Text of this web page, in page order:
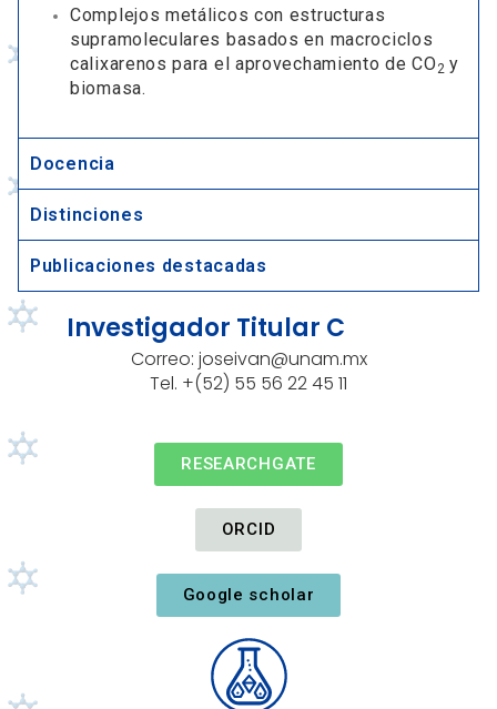
Complejos metálicos con estructuras
supramoleculares basados en macrociclos
calixarenos para el aprovechamiento de CO2y
biomasa.
Docencia
Distinciones
Publicaciones destacadas
Investigador Titular C
Correo: joseivan@unam.mx
Tel. +(52) 55 56 22 45 11
RESEARCHGATE
ORCID
Google scholar